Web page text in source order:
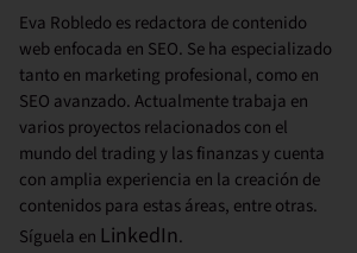
Eva Robledo es redactora de contenido
web enfocada en SEO. Se ha especializado
tanto en marketing profesional, como en
SEO avanzado. Actualmente trabaja en
varios proyectos relacionados con el
mundo del trading y las finanzas y cuenta
con amplia experiencia en la creación de
contenidos para estas áreas, entre otras.
Síguela en LinkedIn.